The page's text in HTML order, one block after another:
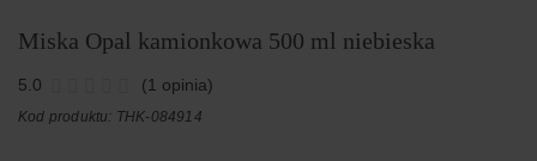
Miska Opal kamionkowa 500 ml niebieska
5.0 (1 opinia)
Kod produktu: THK-084914